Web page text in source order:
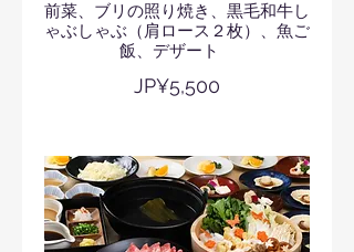
前菜、ブリの照り焼き、黒毛和牛し
ゃぶしゃぶ（肩ロース２枚）、魚ご
飯、デザート
JP¥5,500